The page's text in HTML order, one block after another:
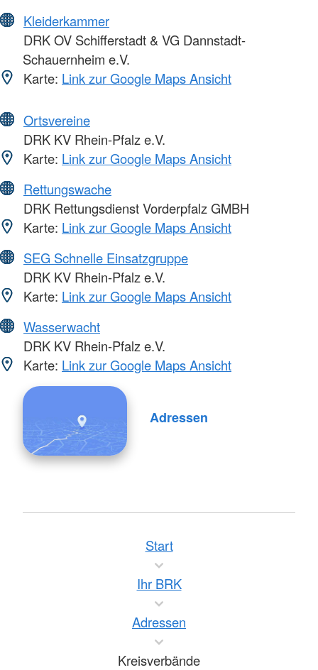
Kleiderkammer
DRK OV Schifferstadt & VG Dannstadt-
Schauernheim e.V.
Karte: Link zur Google Maps Ansicht
Ortsvereine
DRK KV Rhein-Pfalz e.V.
Karte: Link zur Google Maps Ansicht
Rettungswache
DRK Rettungsdienst Vorderpfalz GMBH
Karte: Link zur Google Maps Ansicht
SEG Schnelle Einsatzgruppe
DRK KV Rhein-Pfalz e.V.
Karte: Link zur Google Maps Ansicht
Wasserwacht
DRK KV Rhein-Pfalz e.V.
Karte: Link zur Google Maps Ansicht
Adressen
Start
Ihr BRK
Adressen
Kreisverbände